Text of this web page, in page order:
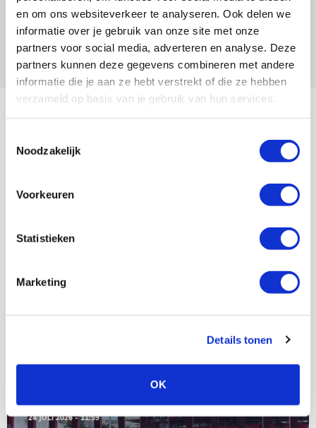
en om ons websiteverkeer te analyseren. Ook delen we
informatie over je gebruik van onze site met onze
partners voor social media, adverteren en analyse. Deze
partners kunnen deze gegevens combineren met andere
informatie die je aan ze hebt verstrekt of die ze hebben
verzameld op basis van je gebruik van hun services.
Noodzakelijk
Voorkeuren
Statistieken
Marketing
Details tonen
OK
Is dit de laatste wallpaper van Godts in
de Johan Cruijff Arena?
07 AUGUSTUS 2026 - 00:36
NIEUWS
Bekijk meer
AUG
11
Servische maffiabaas in grauwe bak
24 JULI 2026 - 11:59